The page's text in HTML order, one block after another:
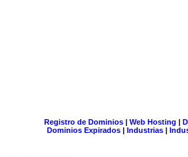
Registro de Dominios| Web Hosting |
Dominios Expirados | Industrias |